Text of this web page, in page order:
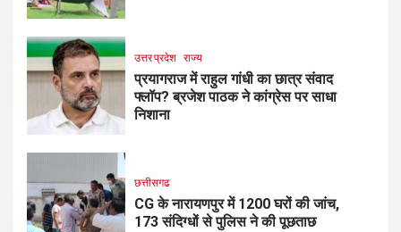
उत्तर प्रदेश राज्य
प्रयागराज में राहुल गांधी का छात्र संवाद
फ्लॉप? ब्रजेश पाठक ने कांग्रेस पर साधा
निशाना
छत्तीसगढ
CG के नारायणपुर में 1200 घरों की जांच,
173 संदिग्धों से पुलिस ने की पूछताछ